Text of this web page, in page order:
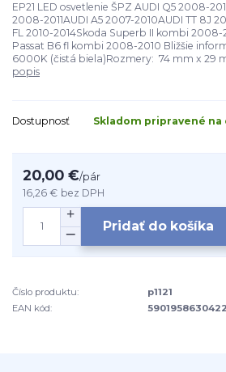
EP21 LED osvetlenie ŠPZ AUDI Q5 2008-
2008-2011AUDI A5 2007-2010AUDI TT 8J
FL 2010-2014Skoda Superb II kombi 2008-
Passat B6 fl kombi 2008-2010 Bližšie
6000K (čistá biela)Rozmery: 74 mm x 29
popis
Dostupnosť Skladom pripravené na
20,00 €/pár
16,26 € bez DPH
Pridať do košíka
Číslo produktu:
p1121
EAN kód:
5901958630422